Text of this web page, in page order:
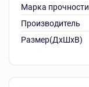
Марка прочности
Производитель
Размер(ДхШхВ)